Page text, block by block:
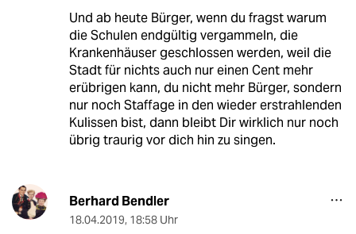
Und ab heute Bürger, wenn du fragst warum
die Schulen endgültig vergammeln, die
Krankenhäuser geschlossen werden, weil die
Stadt für nichts auch nur einen Cent mehr
erübrigen kann, du nicht mehr Bürger, sondern
nur noch Staffage in den wieder erstrahlenden
Kulissen bist, dann bleibt Dir wirklich nur noch
übrig traurig vor dich hin zu singen.
Berhard Bendler
18.04.2019, 18:58 Uhr